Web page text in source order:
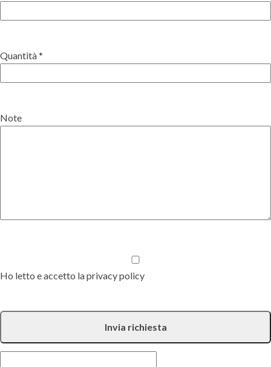
Quantità *
Note
Ho letto e accetto la privacy policy